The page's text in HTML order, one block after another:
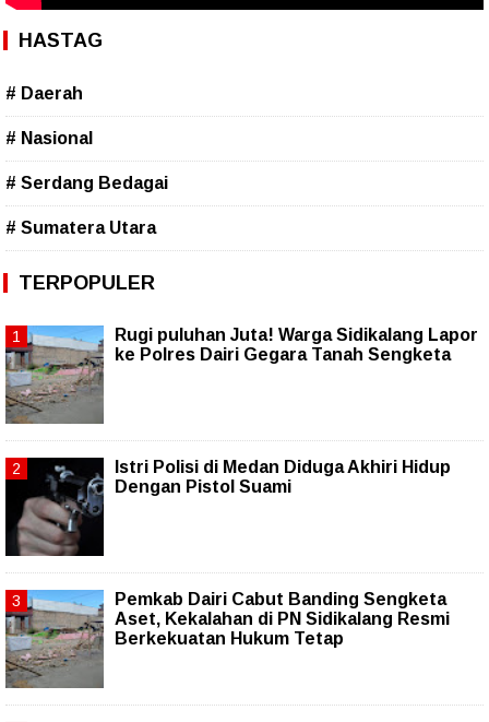
HASTAG
# Daerah
# Nasional
# Serdang Bedagai
# Sumatera Utara
TERPOPULER
Rugi puluhan Juta! Warga Sidikalang Lapor
ke Polres Dairi Gegara Tanah Sengketa
Istri Polisi di Medan Diduga Akhiri Hidup
Dengan Pistol Suami
Pemkab Dairi Cabut Banding Sengketa
Aset, Kekalahan di PN Sidikalang Resmi
Berkekuatan Hukum Tetap